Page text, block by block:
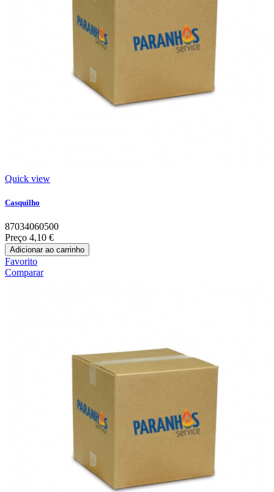
Quick view
Casquilho
87034060500
Preço 4,10 €
Adicionar ao carrinho
Favorito
Comparar